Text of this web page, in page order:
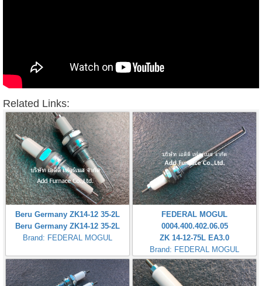
Related Links:
Beru Germany ZK14-12 35-2L
Beru Germany ZK14-12 35-2L
Brand: FEDERAL MOGUL
FEDERAL MOGUL
0004.400.402.06.05
ZK 14-12-75L EA3.0
Brand: FEDERAL MOGUL